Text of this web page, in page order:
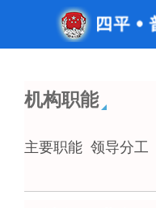
机构职能
主要职能 领导分工